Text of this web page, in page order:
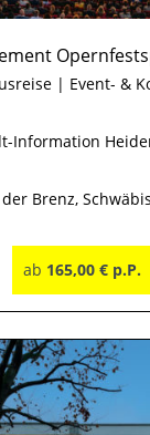
| Event- &
Information
Brenz,
ab 165,00 € p.P.